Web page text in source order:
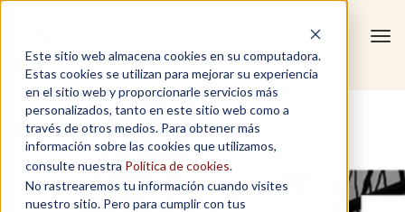
Este sitio web almacena cookies en su computadora.
Estas cookies se utilizan para mejorar su experiencia
en el sitio web y proporcionarle servicios más
personalizados, tanto en este sitio web como a
través de otros medios. Para obtener más
información sobre las cookies que utilizamos,
consulte nuestra Política de cookies.
No rastrearemos tu información cuando visites
nuestro sitio. Pero para cumplir con tus